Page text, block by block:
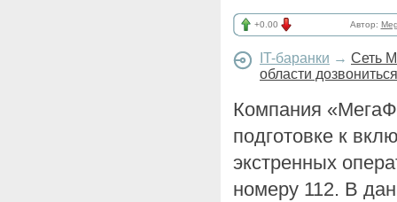
+0.00 Автор:
IT-баранки → Сеть
области
Компания
подготовке к
экстренных
номеру 112. В